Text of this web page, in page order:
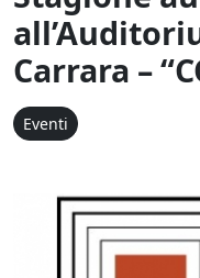
Carrara –
Eventi